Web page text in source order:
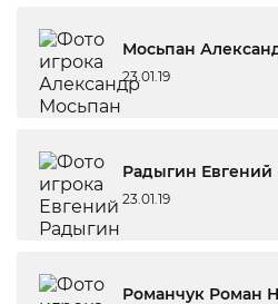
Мосьпан
23.01.19
Радыгин
23.01.19
Романчук Роман